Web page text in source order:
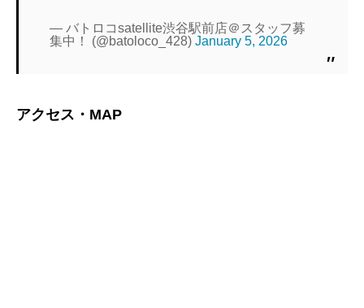
— バトロコsatellite渋谷駅前店＠スタッフ募
集中！ (@batoloco_428)January 5, 2026
アクセス・MAP